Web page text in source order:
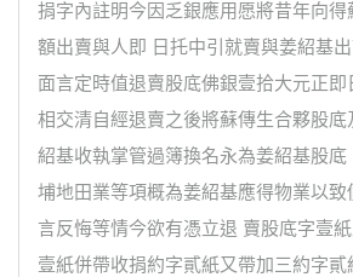
捐字內註明今因乏銀應用愿將昔年向
額出賣與人即 日托中引就賣與姜紹基
面言定時值退賣股底佛銀壹拾大元正即
相交清自經退賣之後將蘇傳生合夥股
紹基收執掌管過簿換名永為姜紹基股
埔地田業等項概為姜紹基應得物業以
言反悔等情今欲有憑立退 賣股底字壹
壹紙併帶收捐約字貳紙又帶加三約字貳